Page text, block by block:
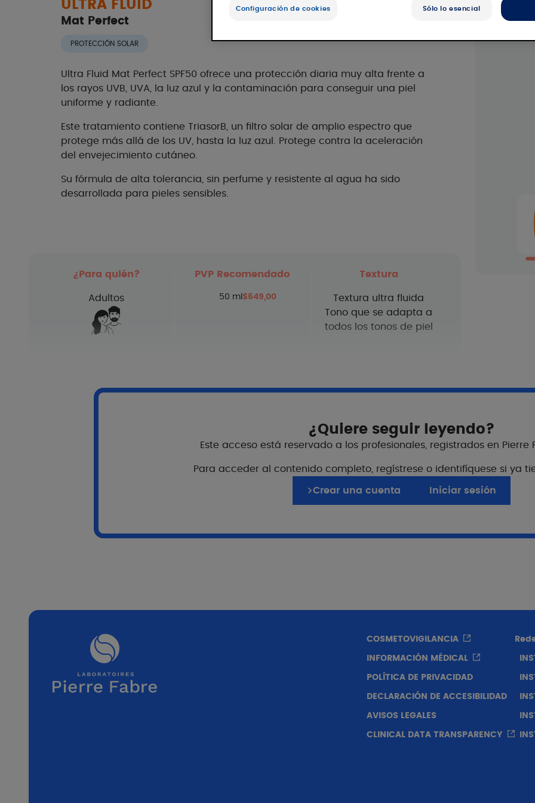
ULTRA FLUID
Mat Perfect
PROTECCIÓN SOLAR
Ultra Fluid Mat Perfect SPF50 ofrece una protección diaria muy alta frente a
los rayos UVB, UVA, la luz azul y la contaminación para conseguir una piel
uniforme y radiante.
Este tratamiento contiene TriasorB, un filtro solar de amplio espectro que
protege más allá de los UV, hasta la luz azul. Protege contra la aceleración
del envejecimiento cutáneo.
Su fórmula de alta tolerancia, sin perfume y resistente al agua ha sido
desarrollada para pieles sensibles.
¿Para quién?
Adultos
PVP Recomendado
50 ml $649,00
Textura
Textura ultra fluida
Tono que se adapta a
todos los tonos de piel
Relación con los
Consejos de aplicación
Antes de exponerse al sol, aplicar 1 dedo¹ de producto sobre
el rostro y el cuello. Vuelva a aplicarlo con frecuencia para
mantener la protección, sobre todo después de transpirar,
producto de protección solar. Demasiado sol es peligroso.
nivel de protección.
¿Quiere seguir leyendo?
Este acceso está reservado a los profesionales, registrados en Pierre
Para acceder al contenido completo, regístrese o identifíquese si ya
Crear una cuenta Iniciar sesión
COSMETOVIGILANCIA
INFORMACIÓN MÉDICAL
POLÍTICA DE PRIVACIDAD
DECLARACIÓN DE ACCESIBILIDAD
AVISOS LEGALES
CLINICAL DATA TRANSPARENCY
Configuración de cookies Sólo lo esencial